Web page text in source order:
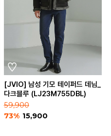
[JVIO] 남성 기모 테이퍼드 데님_
다크블루 (LJ23M755DBL)
59,900
73% 15,900